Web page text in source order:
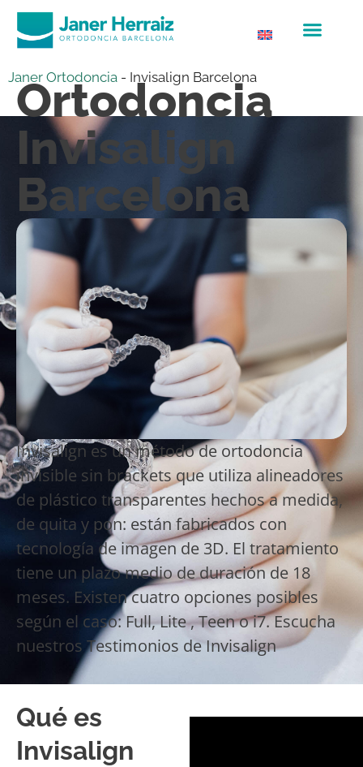
Janer Ortodoncia - Invisalign Barcelona
Ortodoncia
Invisalign
Barcelona
Invisalign es un método de ortodoncia
invisible sin brackets que utiliza alineadores
de plástico transparentes hechos a medida,
de quita y pon: están fabricados con
tecnología de imagen de 3D. El tratamiento
tiene un plazo medio de duración de 18
meses. Existen cuatro opciones posibles
según el caso: Full, Lite , Teen o i7. Escucha
nuestros Testimonios de Invisalign
Qué es
Invisalign